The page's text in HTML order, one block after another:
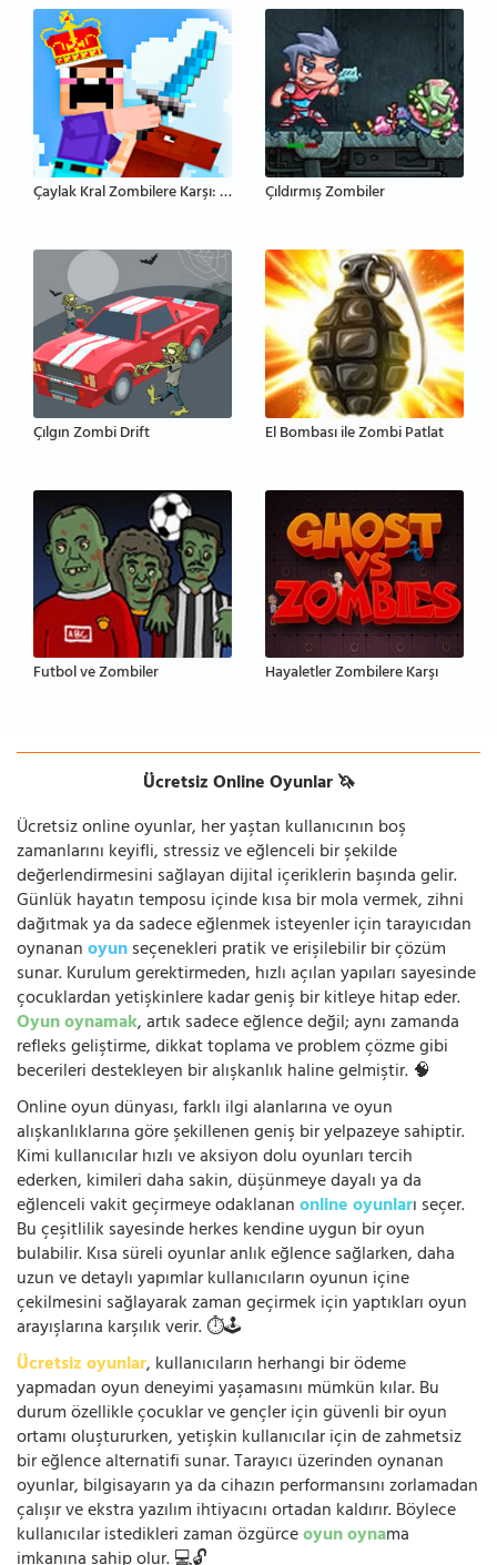
Çaylak Kral Zombilere Karşı: Kale Savunması Çıldırmış Zombiler
Çılgın Zombi Drift El Bombası ile Zombi Patlat
Futbol ve Zombiler Hayaletler Zombilere Karşı
Ücretsiz Online Oyunlar 🦄
Ücretsiz online oyunlar, her yaştan kullanıcının boş
zamanlarını keyifli, stressiz ve eğlenceli bir şekilde
değerlendirmesini sağlayan dijital içeriklerin başında gelir.
Günlük hayatın temposu içinde kısa bir mola vermek, zihni
dağıtmak ya da sadece eğlenmek isteyenler için tarayıcıdan
oynananoyunseçenekleri pratik ve erişilebilir bir çözüm
sunar. Kurulum gerektirmeden, hızlı açılan yapıları sayesinde
çocuklardan yetişkinlere kadar geniş bir kitleye hitap eder.
Oyun oynamak, artık sadece eğlence değil; aynı zamanda
refleks geliştirme, dikkat toplama ve problem çözme gibi
becerileri destekleyen bir alışkanlık haline gelmiştir. 🧠
Online oyun dünyası, farklı ilgi alanlarına ve oyun
alışkanlıklarına göre şekillenen geniş bir yelpazeye sahiptir.
Kimi kullanıcılar hızlı ve aksiyon dolu oyunları tercih
ederken, kimileri daha sakin, düşünmeye dayalı ya da
eğlenceli vakit geçirmeye odaklananonline oyunları seçer.
Bu çeşitlilik sayesinde herkes kendine uygun bir oyun
bulabilir. Kısa süreli oyunlar anlık eğlence sağlarken, daha
uzun ve detaylı yapımlar kullanıcıların oyunun içine
çekilmesini sağlayarak zaman geçirmek için yaptıkları oyun
arayışlarına karşılık verir. ⏱️🕹️
Ücretsiz oyunlar, kullanıcıların herhangi bir ödeme
yapmadan oyun deneyimi yaşamasını mümkün kılar. Bu
durum özellikle çocuklar ve gençler için güvenli bir oyun
ortamı oluştururken, yetişkin kullanıcılar için de zahmetsiz
bir eğlence alternatifi sunar. Tarayıcı üzerinden oynanan
oyunlar, bilgisayarın ya da cihazın performansını zorlamadan
çalışır ve ekstra yazılım ihtiyacını ortadan kaldırır. Böylece
kullanıcılar istedikleri zaman özgürceoyun oynama